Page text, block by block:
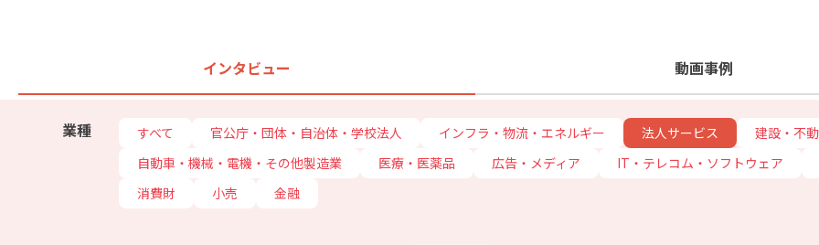
インタビュー 動画事例
業種 すべて 官公庁・団体・自治体・学校法人 インフラ・物流・エネルギー 法人サービス
建設・不
自動車・機械・電機・その他製造業
医療・医薬品 広告・メディア
IT・テレコム・ソフトウェア
消費財
小売 金融